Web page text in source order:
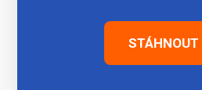
STÁHNOUT